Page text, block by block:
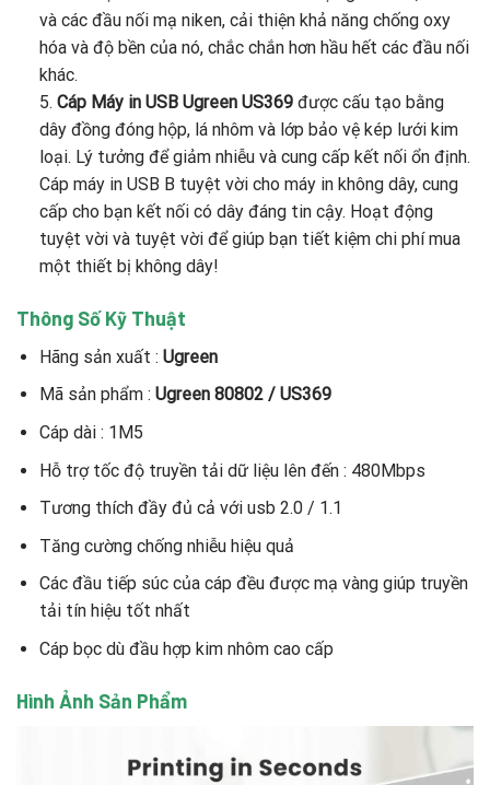
và các đầu nối mạ niken, cải thiện khả năng chống oxy
hóa và độ bền của nó, chắc chắn hơn hầu hết các đầu nối
khác.
5. Cáp Máy in USB Ugreen US369được cấu tạo bằng
dây đồng đóng hộp, lá nhôm và lớp bảo vệ kép lưới kim
loại. Lý tưởng để giảm nhiễu và cung cấp kết nối ổn định.
Cáp máy in USB B tuyệt vời cho máy in không dây, cung
cấp cho bạn kết nối có dây đáng tin cậy. Hoạt động
tuyệt vời và tuyệt vời để giúp bạn tiết kiệm chi phí mua
một thiết bị không dây!
Thông Số Kỹ Thuật
Hãng sản xuất : Ugreen
Mã sản phẩm : Ugreen 80802 / US369
Cáp dài : 1M5
Hỗ trợ tốc độ truyền tải dữ liệu lên đến : 480Mbps
Tương thích đầy đủ cả với usb 2.0 / 1.1
Tăng cường chống nhiễu hiệu quả
Các đầu tiếp súc của cáp đều được mạ vàng giúp truyền
tải tín hiệu tốt nhất
Cáp bọc dù đầu hợp kim nhôm cao cấp
Hình Ảnh Sản Phẩm